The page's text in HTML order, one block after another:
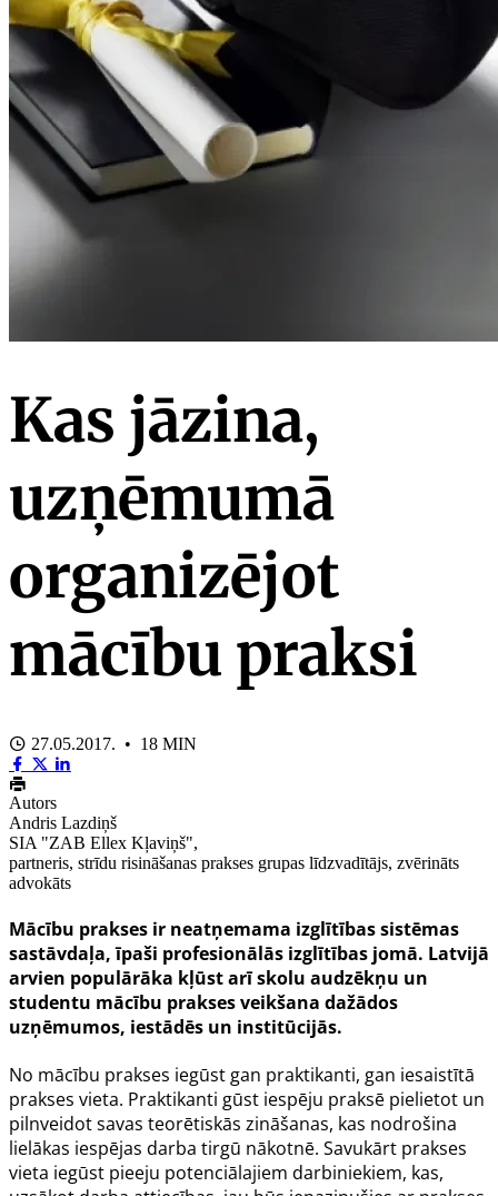
Kas jāzina,
uzņēmumā
organizējot
mācību praksi
27.05.2017. • 18 MIN
Autors
Andris Lazdiņš
SIA "ZAB Ellex Kļaviņš",
partneris, strīdu risināšanas prakses grupas līdzvadītājs, zvērināts
advokāts
Mācību prakses ir neatņemama izglītības sistēmas
sastāvdaļa, īpaši profesionālās izglītības jomā. Latvijā
arvien populārāka kļūst arī skolu audzēkņu un
studentu mācību prakses veikšana dažādos
uzņēmumos, iestādēs un institūcijās.
No mācību prakses iegūst gan praktikanti, gan iesaistītā
prakses vieta. Praktikanti gūst iespēju praksē pielietot un
pilnveidot savas teorētiskās zināšanas, kas nodrošina
lielākas iespējas darba tirgū nākotnē. Savukārt prakses
vieta iegūst pieeju potenciālajiem darbiniekiem, kas,